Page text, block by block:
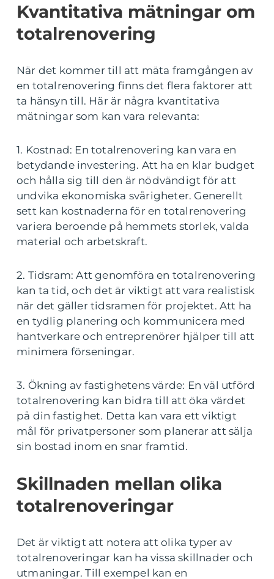
Kvantitativa mätningar om
totalrenovering
När det kommer till att mäta framgången av
en totalrenovering finns det flera faktorer att
ta hänsyn till. Här är några kvantitativa
mätningar som kan vara relevanta:
1. Kostnad: En totalrenovering kan vara en
betydande investering. Att ha en klar budget
och hålla sig till den är nödvändigt för att
undvika ekonomiska svårigheter. Generellt
sett kan kostnaderna för en totalrenovering
variera beroende på hemmets storlek, valda
material och arbetskraft.
2. Tidsram: Att genomföra en totalrenovering
kan ta tid, och det är viktigt att vara realistisk
när det gäller tidsramen för projektet. Att ha
en tydlig planering och kommunicera med
hantverkare och entreprenörer hjälper till att
minimera förseningar.
3. Ökning av fastighetens värde: En väl utförd
totalrenovering kan bidra till att öka värdet
på din fastighet. Detta kan vara ett viktigt
mål för privatpersoner som planerar att sälja
sin bostad inom en snar framtid.
Skillnaden mellan olika
totalrenoveringar
Det är viktigt att notera att olika typer av
totalrenoveringar kan ha vissa skillnader och
utmaningar. Till exempel kan en